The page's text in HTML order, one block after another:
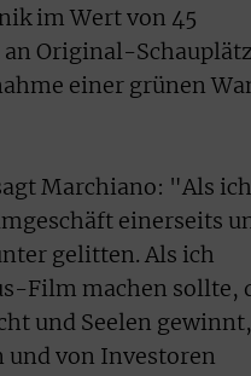
im Wert von 45
Original-
einer grünen
Marchiano: "Als ich
einerseits
gelitten. Als ich
Film machen sollte,
und Seelen gewinnt,
und von Investoren